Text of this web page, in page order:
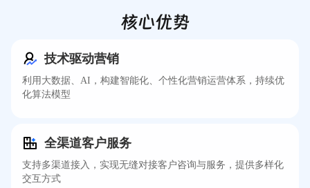
核心优势
技术驱动营销
利用大数据、AI，构建智能化、个性化营销运营体系，持续优
化算法模型
全渠道客户服务
支持多渠道接入，实现无缝对接客户咨询与服务，提供多样化
交互方式